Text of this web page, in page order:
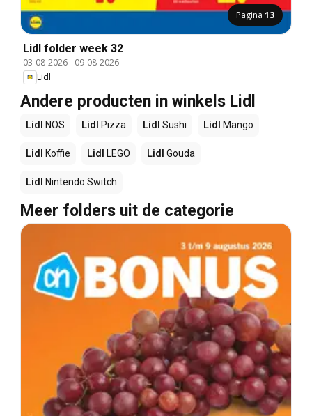
Pagina 13
Lidl folder week 32
03-08-2026- 09-08-2026
Lidl
Andere producten in winkels Lidl
Lidl NOS Lidl Pizza Lidl Sushi Lidl Mango
Lidl Koffie Lidl LEGO Lidl Gouda
Lidl Nintendo Switch
Meer folders uit de categorie